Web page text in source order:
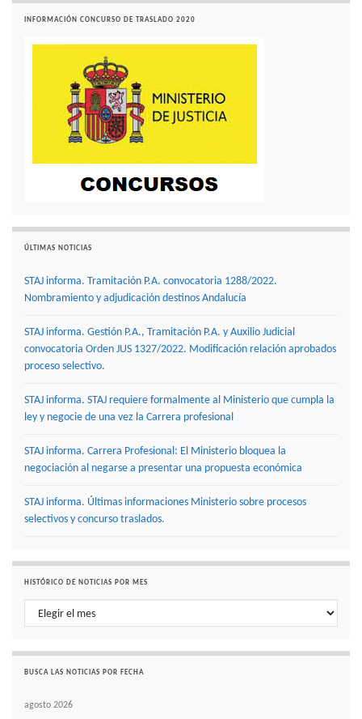
INFORMACIÓN CONCURSO DE TRASLADO 2020
ÚLTIMAS NOTICIAS
STAJ informa. Tramitación P.A. convocatoria 1288/2022.
Nombramiento y adjudicación destinos Andalucía
STAJ informa. Gestión P.A., Tramitación P.A. y Auxilio Judicial
convocatoria Orden JUS 1327/2022. Modificación relación aprobados
proceso selectivo.
STAJ informa. STAJ requiere formalmente al Ministerio que cumpla la
ley y negocie de una vez la Carrera profesional
STAJ informa. Carrera Profesional: El Ministerio bloquea la
negociación al negarse a presentar una propuesta económica
STAJ informa. Últimas informaciones Ministerio sobre procesos
selectivos y concurso traslados.
HISTÓRICO DE NOTICIAS POR MES
Histórico de noticias por mes
BUSCA LAS NOTICIAS POR FECHA
agosto 2026